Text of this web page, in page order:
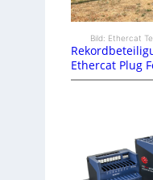
Bild: Ethercat
Ethercat Plug